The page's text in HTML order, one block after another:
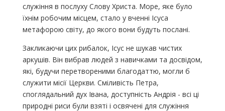
служіння в послуху Слову Христа. Море, яке було
їхнім робочим місцем, стало у вченні Ісуса
метафорою світу, до якого вони будуть послані.
Закликаючи цих рибалок, Ісус не шукав чистих
аркушів. Він вибрав людей з навичками та досвідом,
які, будучи перетвореними благодаттю, могли б
служити місії Церкви. Сміливість Петра,
споглядальний дух Івана, доступність Андрія - всі ці
природні риси були взяті і освячені для служіння